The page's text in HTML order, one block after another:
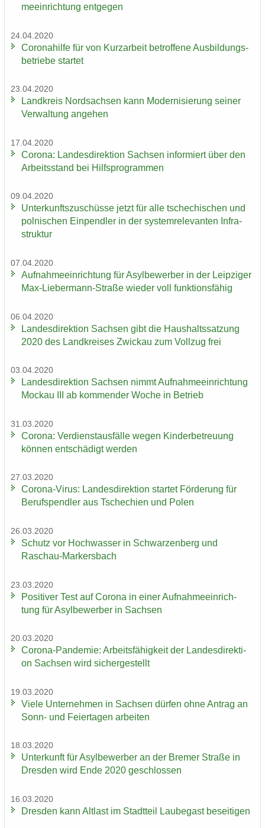
me­ein­rich­tung ent­ge­gen
24.04.2020
Co­ro­na­hil­fe für von Kurz­ar­beit be­trof­fe­ne Aus­bil­dungs­
be­trie­be star­tet
23.04.2020
Land­kreis Nord­sach­sen kann Mo­der­ni­sie­rung sei­ner
Ver­wal­tung an­ge­hen
17.04.2020
Co­ro­na: Lan­des­di­rek­ti­on Sach­sen in­for­miert über den
Ar­beits­stand bei Hilfs­pro­gram­men
09.04.2020
Un­ter­kunfts­zu­schüs­se jetzt für alle tsche­chi­schen und
pol­ni­schen Ein­pend­ler in der sys­tem­re­le­van­ten In­fra­
struk­tur
07.04.2020
Auf­nah­me­ein­rich­tung für Asyl­be­wer­ber in der Leip­zi­ger
Max-​Liebermann-Straße wie­der voll funk­ti­ons­fä­hig
06.04.2020
Lan­des­di­rek­ti­on Sach­sen gibt die Haus­halts­sat­zung
2020 des Land­krei­ses Zwi­ckau zum Voll­zug frei
03.04.2020
Lan­des­di­rek­ti­on Sach­sen nimmt Auf­nah­me­ein­rich­tung
Mo­ckau III ab kom­men­der Woche in Be­trieb
31.03.2020
Co­ro­na: Ver­dienst­aus­fäl­le wegen Kin­der­be­treu­ung
kön­nen ent­schä­digt wer­den
27.03.2020
Corona-​Virus: Lan­des­di­rek­ti­on star­tet För­de­rung für
Be­rufs­pend­ler aus Tsche­chi­en und Polen
26.03.2020
Schutz vor Hoch­was­ser in Schwar­zen­berg und
Raschau-​Markersbach
23.03.2020
Po­si­ti­ver Test auf Co­ro­na in einer Auf­nah­me­ein­rich­
tung für Asyl­be­wer­ber in Sach­sen
20.03.2020
Corona-​Pandemie: Ar­beits­fä­hig­keit der Lan­des­di­rek­ti­
on Sach­sen wird si­cher­ge­stellt
19.03.2020
Viele Un­ter­neh­men in Sach­sen dür­fen ohne An­trag an
Sonn- und Fei­er­ta­gen ar­bei­ten
18.03.2020
Un­ter­kunft für Asyl­be­wer­ber an der Bre­mer Stra­ße in
Dres­den wird Ende 2020 ge­schlos­sen
16.03.2020
Dres­den kann Alt­last im Stadt­teil Lau­be­gast be­sei­ti­gen